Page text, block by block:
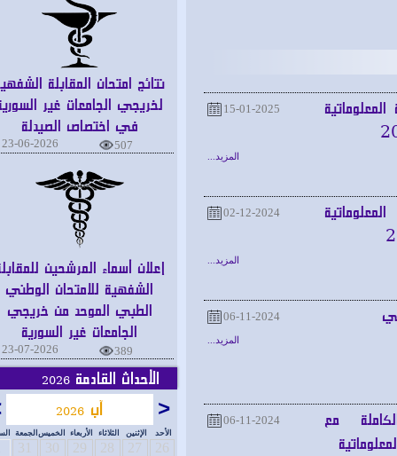
15-01-2025
المزيد...
02-12-2024
المزيد...
06-11-2024
المزيد...
06-11-2024
مع
نتائج امتحان المقابلة الشفهية
لخريجي الجامعات غير السورية
في اختصاص الصيدلة
23-06-2026
إعلان أسماء المرشحين للمقابلة
الشفهية للامتحان الوطني
الطبي الموحد من خريجي
الجامعات غير السورية
23-07-2026
الأحداث القادمة2026
آب 2026
الإثنين الثلاثاء الأربعاء الخميسالجمعة السبت
27
28
29
30
31